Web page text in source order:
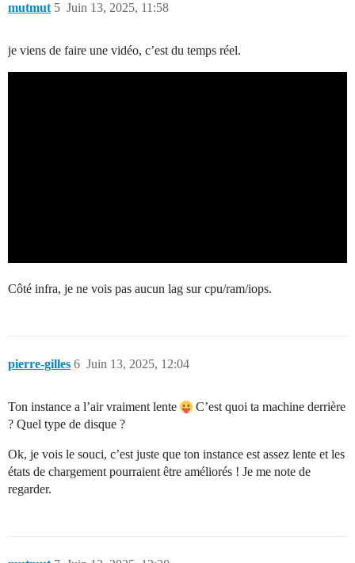
mutmut Juin 13, 2025, 11:58
5
je viens de faire une vidéo, c’est du temps réel.
Côté infra, je ne vois pas aucun lag sur cpu/ram/iops.
pierre-gilles Juin 13, 2025, 12:04
6
Ton instance a l’air vraiment lente
C’est quoi ta machine derrière
? Quel type de disque ?
Ok, je vois le souci, c’est juste que ton instance est assez lente et les
états de chargement pourraient être améliorés ! Je me note de
regarder.